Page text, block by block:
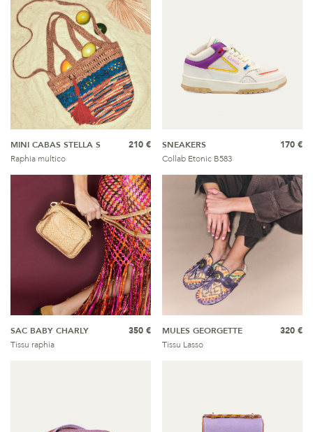
MINI CABAS STELLA S
Raphia multico
210 €
SNEAKERS
Collab Etonic B583
170 €
SAC BABY CHARLY
Tissu raphia
350 €
MULES GEORGETTE
Tissu Lasso
320 €